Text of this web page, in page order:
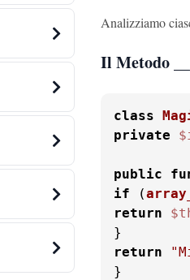
Analizziamo
Il Metodo
class
private
public
if (
return
return
}